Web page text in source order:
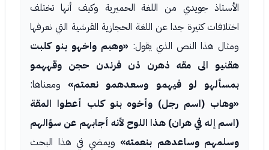
الأستاذ جويدي من اللغة الحميرية وكيف أنها تختلف
اختلافات كثيرة جدا عن اللغة الحجازية القرشية التي نعرفها
ومثال هذا النص الذي يقول: «وهبم واخهو بنو كلبت
هقنيو الى مقه ذهرن ذن فرندن حجن وقههمو
بمسألهو لو فيهمو وسعدهمو نعمتم» ومعناها:
«وهاب (اسم رجل) وأخوه بنو كلب أعطوا المقة
(اسم إله في هران) هذا اللوح لأنه أجابهم عن سؤالهم
وسلمهم وساعدهم بنعمته» ويمضي في هذا البحث